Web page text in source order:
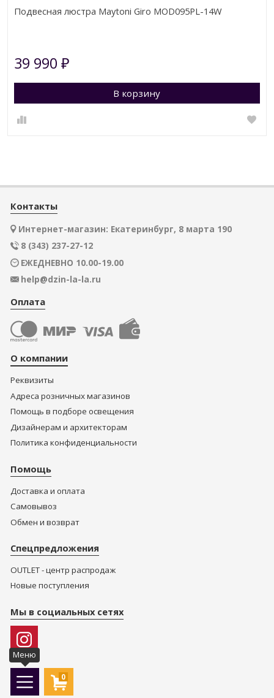
Подвесная люстра Maytoni Giro MOD095PL-14W
39 990₽
В корзину
Контакты
Интернет-магазин: Екатеринбург, 8 марта 190
8 (343) 237-27-12
ЕЖЕДНЕВНО 10.00-19.00
help@dzin-la-la.ru
Оплата
О компании
Реквизиты
Адреса розничных магазинов
Помощь в подборе освещения
Дизайнерам и архитекторам
Политика конфиденциальности
Помощь
Доставка и оплата
Самовывоз
Обмен и возврат
Спецпредложения
OUTLET - центр распродаж
Новые поступления
Мы в социальных сетях
Меню
0